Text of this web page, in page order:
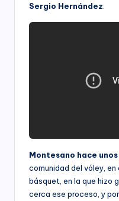
Sergio Hernández
Montesano hace
comunidad del vóley,
básquet, en la que hizo
cerca ese proceso, y